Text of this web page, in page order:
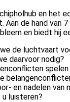
en het
Aan de hand van
en biedt hij
de luchtvaart
daarvoor nodig?
spelen
en nadelen van
u luisteren?